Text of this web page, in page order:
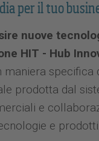
per il tuo
nuove
HIT - Hub
maniera
prodotta dal
e
e prodotti.